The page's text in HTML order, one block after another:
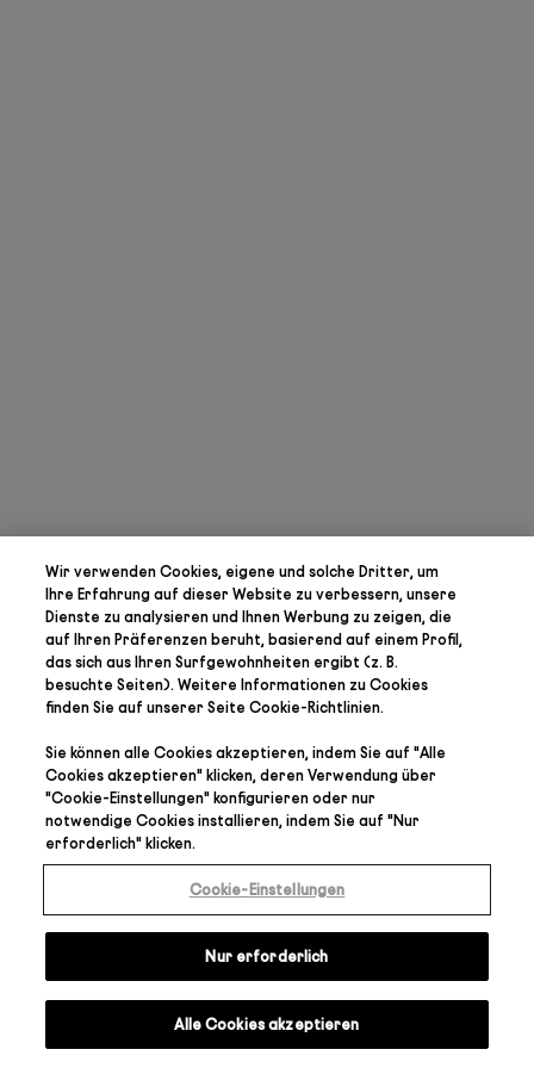
Wir verwenden Cookies, eigene und solche Dritter, um
Ihre Erfahrung auf dieser Website zu verbessern, unsere
Dienste zu analysieren und Ihnen Werbung zu zeigen, die
auf Ihren Präferenzenberuht, basierend auf einem Profil,
das sich aus Ihren Surfgewohnheiten ergibt (z. B.
besuchte Seiten). Weitere Informationen zu Cookies
finden Sie auf unserer SeiteCookie-Richtlinien.
Sie können alle Cookies akzeptieren, indem Sie auf "Alle
Cookies akzeptieren" klicken, deren Verwendung über
"Cookie-Einstellungen" konfigurieren oder nur
notwendige Cookies installieren, indem Sie auf "Nur
erforderlich" klicken.
Cookie-Einstellungen
Nur erforderlich
Alle Cookies akzeptieren